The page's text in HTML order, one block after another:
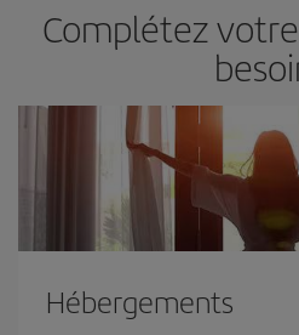
Complétez
Hébergements